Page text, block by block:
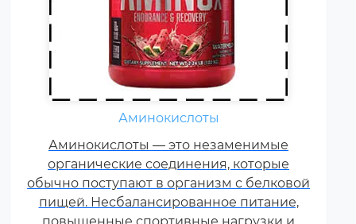
Аминокислоты
Аминокислоты — это незаменимые
органические соединения, которые
обычно поступают в организм с белковой
пищей. Несбалансированное питание,
Жиросжигатели относятся к
добавок, которые способствуют
улучшению результатов
тренировок и помогают
избавляться от лишнего жира,